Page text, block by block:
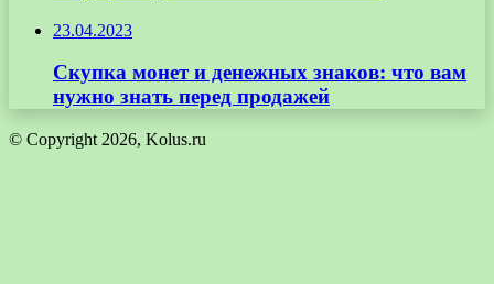
23.04.2023
Скупка монет и денежных знаков: что вам
нужно знать перед продажей
© Copyright 2026, Kolus.ru